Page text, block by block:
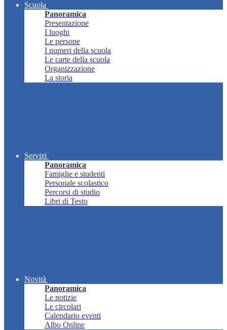
Scuola
Panoramica
Presentazione
I luoghi
Le persone
I numeri della scuola
Le carte della scuola
Organizzazione
La storia
Servizi
Panoramica
Famiglie e studenti
Personale scolastico
Percorsi di studio
Libri di Testo
Novità
Panoramica
Le notizie
Le circolari
Calendario eventi
Albo Online